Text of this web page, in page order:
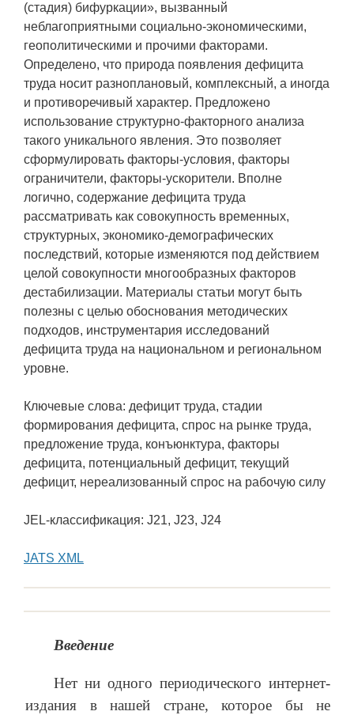
(стадия) бифуркации», вызванный
неблагоприятными социально-экономическими,
геополитическими и прочими факторами.
Определено, что природа появления дефицита
труда носит разноплановый, комплексный, а иногда
и противоречивый характер. Предложено
использование структурно-факторного анализа
такого уникального явления. Это позволяет
сформулировать факторы-условия, факторы
ограничители, факторы-ускорители. Вполне
логично, содержание дефицита труда
рассматривать как совокупность временных,
структурных, экономико-демографических
последствий, которые изменяются под действием
целой совокупности многообразных факторов
дестабилизации. Материалы статьи могут быть
полезны с целью обоснования методических
подходов, инструментария исследований
дефицита труда на национальном и региональном
уровне.
Ключевые слова: дефицит труда, стадии
формирования дефицита, спрос на рынке труда,
предложение труда, конъюнктура, факторы
дефицита, потенциальный дефицит, текущий
дефицит, нереализованный спрос на рабочую силу
JEL-классификация: J21, J23, J24
JATS XML
Введение
Нет ни одного периодического интернет-
издания в нашей стране, которое бы не